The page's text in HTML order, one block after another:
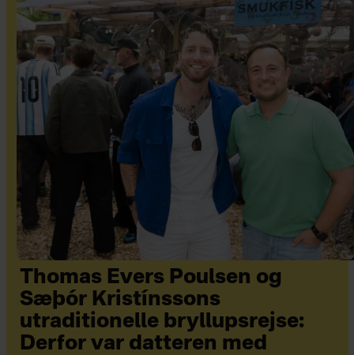
Thomas Evers Poulsen og
Sæþór Kristínssons
utraditionelle bryllupsrejse:
Derfor var datteren med